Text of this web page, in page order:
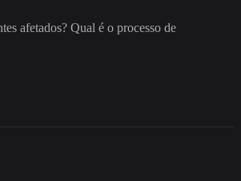
afetados? Qual é o processo de